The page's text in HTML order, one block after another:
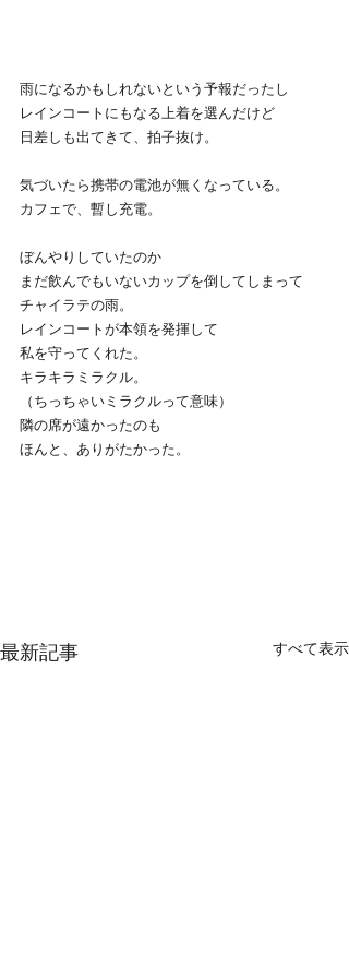
雨になるかもしれないという予報だったし
レインコートにもなる上着を選んだけど
日差しも出てきて、拍子抜け。
気づいたら携帯の電池が無くなっている。
カフェで、暫し充電。
ぼんやりしていたのか
まだ飲んでもいないカップを倒してしまって
チャイラテの雨。
レインコートが本領を発揮して
私を守ってくれた。
キラキラミラクル。
（ちっちゃいミラクルって意味）
隣の席が遠かったのも
ほんと、ありがたかった。
最新記事 すべて表示